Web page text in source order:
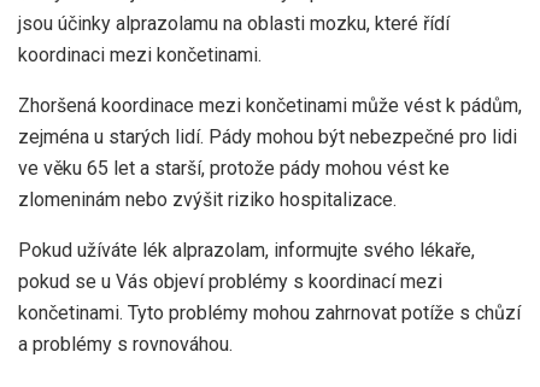
jsou účinky alprazolamu na oblasti mozku, které řídí
koordinaci mezi končetinami.
Zhoršená koordinace mezi končetinami může vést k pádům,
zejména u starých lidí. Pády mohou být nebezpečné pro lidi
ve věku 65 let a starší, protože pády mohou vést ke
zlomeninám nebo zvýšit riziko hospitalizace.
Pokud užíváte lék alprazolam, informujte svého lékaře,
pokud se u Vás objeví problémy s koordinací mezi
končetinami. Tyto problémy mohou zahrnovat potíže s chůzí
a problémy s rovnováhou.